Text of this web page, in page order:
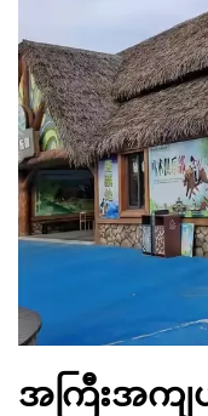
အကြီးအကျ